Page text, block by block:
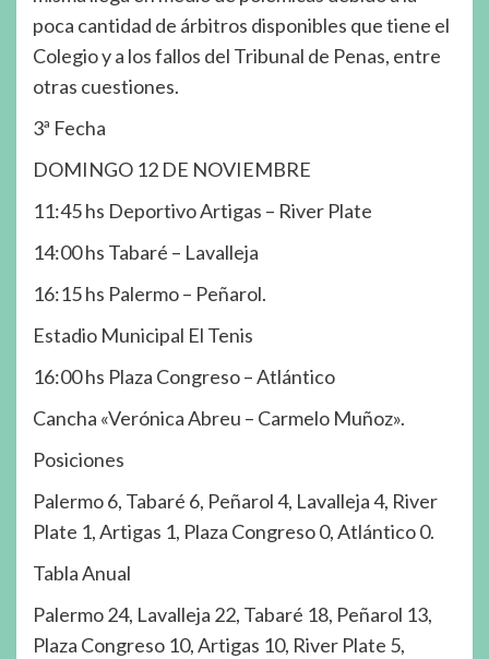
poca cantidad de árbitros disponibles que tiene el
Colegio y a los fallos del Tribunal de Penas, entre
otras cuestiones.
3ª Fecha
DOMINGO 12 DE NOVIEMBRE
11:45 hs Deportivo Artigas – River Plate
14:00 hs Tabaré – Lavalleja
16:15 hs Palermo – Peñarol.
Estadio Municipal El Tenis
16:00 hs Plaza Congreso – Atlántico
Cancha «Verónica Abreu – Carmelo Muñoz».
Posiciones
Palermo 6, Tabaré 6, Peñarol 4, Lavalleja 4, River
Plate 1, Artigas 1, Plaza Congreso 0, Atlántico 0.
Tabla Anual
Palermo 24, Lavalleja 22, Tabaré 18, Peñarol 13,
Plaza Congreso 10, Artigas 10, River Plate 5,